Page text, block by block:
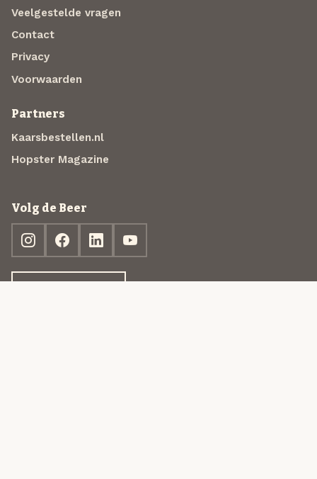
Veelgestelde vragen
Contact
Privacy
Voorwaarden
Partners
Kaarsbestellen.nl
Hopster Magazine
Volg de Beer